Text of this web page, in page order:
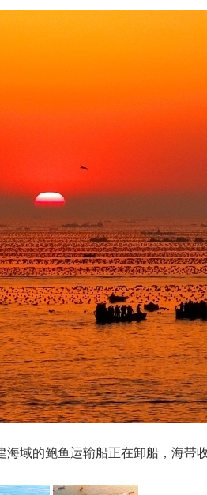
域的鲍鱼运输船正在卸船，海带